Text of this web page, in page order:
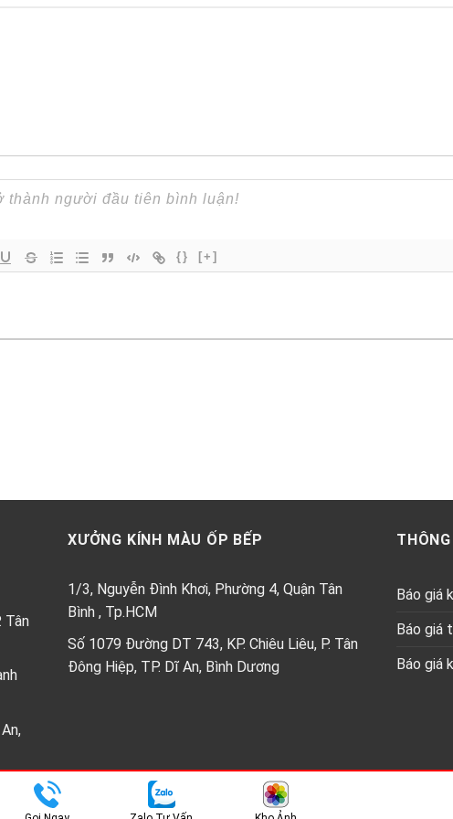
{} [+]
Tân
XƯỞNG KÍNH MÀU ỐP BẾP
1/3, Nguyễn Đình Khơi, Phường 4, Quận Tân
Bình , Tp.HCM
Số 1079 Đường DT 743, KP. Chiêu Liêu, P. Tân
Đông Hiệp, TP. Dĩ An, Bình Dương
Báo giá
Báo giá
Báo giá
Copyright 2026 © Kính ốp bêp Thành Phát